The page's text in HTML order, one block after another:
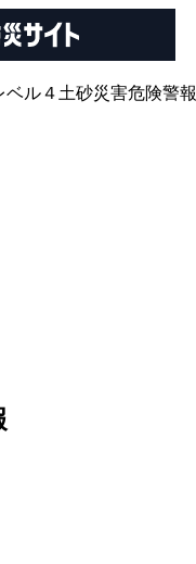
ル４土砂災害危険警報